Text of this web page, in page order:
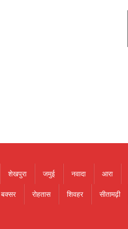
शेखपुरा जमुई नवादा आरा
बक्सर रोहतास शिवहर सीतामढ़ी